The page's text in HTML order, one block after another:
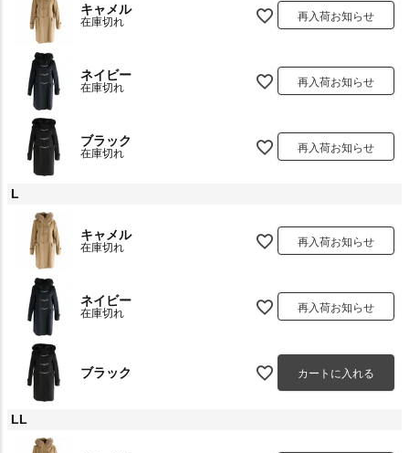
キャメル
在庫切れ 再入荷お知らせ
ネイビー
在庫切れ 再入荷お知らせ
ブラック
在庫切れ 再入荷お知らせ
L
キャメル
在庫切れ 再入荷お知らせ
ネイビー
在庫切れ 再入荷お知らせ
ブラック カートに入れる
LL